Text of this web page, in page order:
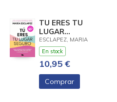
TU ERES TU
LUGAR
SEGURO
(LIMITED)
ESCLAPEZ, MARIA
En stock
10,95 €
Comprar